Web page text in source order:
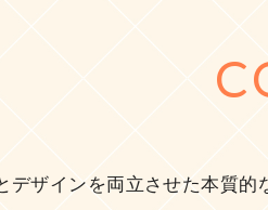
デザインを両立させた本質的